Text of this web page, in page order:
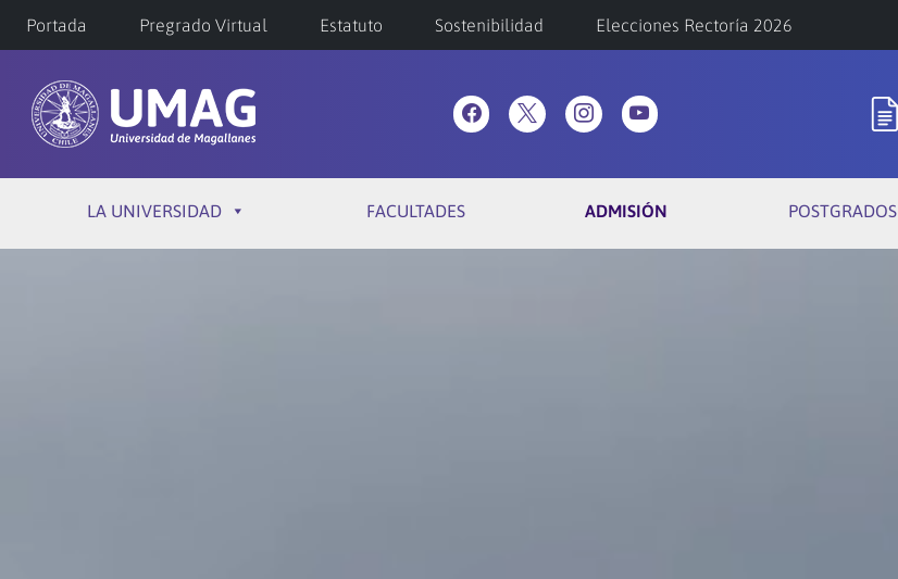
Portada Pregrado Virtual Estatuto Sostenibilidad Elecciones Rectoría 2026
LA UNIVERSIDAD FACULTADES ADMISIÓN POSTGRADOS